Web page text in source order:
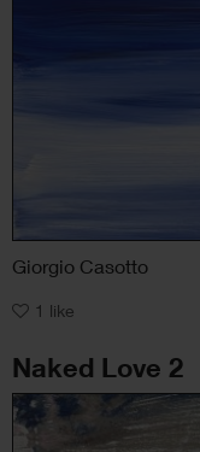
Giorgio Casotto
1 like
Naked Love 2